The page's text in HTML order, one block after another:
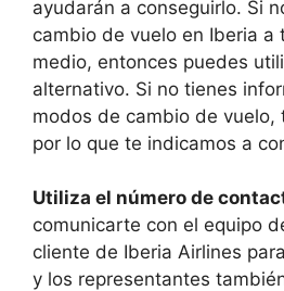
ayudarán a conseguirlo. Si
cambio de vuelo en Iberia a
medio, entonces puedes
alternativo. Si no tienes
modos de cambio de vuelo,
por lo que te indicamos a
Utiliza el número de
comunicarte con el equipo
cliente de Iberia Airlines
y los representantes